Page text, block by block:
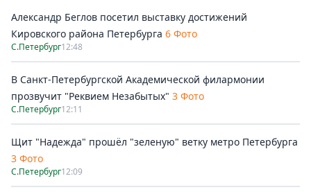
Александр Беглов посетил выставку достижений
Кировского района Петербурга 6 Фото
С.Петербург12:48
В Санкт-Петербургской Академической филармонии
прозвучит "Реквием Незабытых" 3 Фото
С.Петербург12:11
Щит "Надежда" прошёл "зеленую" ветку метро Петербурга
3 Фото
С.Петербург12:09